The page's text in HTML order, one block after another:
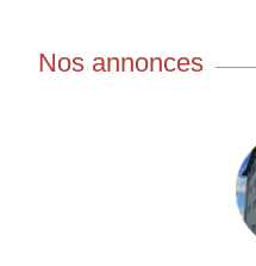
Nos annonces